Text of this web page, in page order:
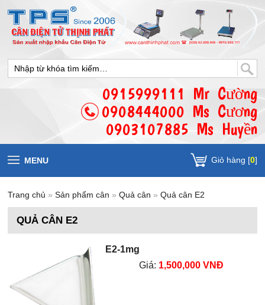
0915999111 Mr Cường
0908444000 Ms Cương
0903107885 Ms Huyền
MENU Giỏ hàng [0]
Trang chủ »Sản phẩm cân »Quả cân »Quả cân E2
QUẢ CÂN E2
E2-1mg
Giá: 1,500,000 VNĐ